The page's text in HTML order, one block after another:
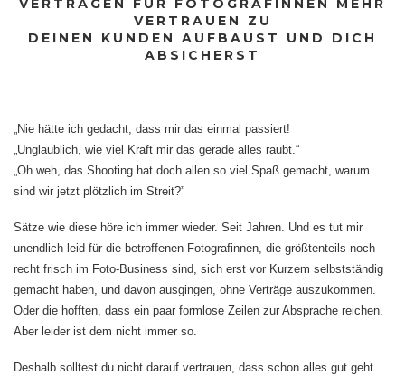
VERTRÄGEN FÜR FOTOGRAFINNEN MEHR
VERTRAUEN ZU
DEINEN KUNDEN AUFBAUST UND DICH
ABSICHERST
„Nie hätte ich gedacht, dass mir das einmal passiert!
„Unglaublich, wie viel Kraft mir das gerade alles raubt.“
„Oh weh, das Shooting hat doch allen so viel Spaß gemacht, warum
sind wir jetzt plötzlich im Streit?”
Sätze wie diese höre ich immer wieder. Seit Jahren. Und es tut mir
unendlich leid für die betroffenen Fotografinnen, die größtenteils noch
recht frisch im Foto-Business sind, sich erst vor Kurzem selbstständig
gemacht haben, und davon ausgingen, ohne Verträge auszukommen.
Oder die hofften, dass ein paar formlose Zeilen zur Absprache reichen.
Aber leider ist dem nicht immer so.
Deshalb solltest du nicht darauf vertrauen, dass schon alles gut geht.